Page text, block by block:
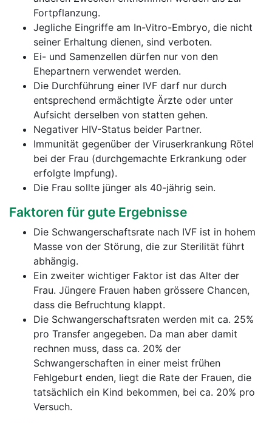
Fortpflanzung.
Jegliche Eingriffe am In-Vitro-Embryo, die nicht
seiner Erhaltung dienen, sind verboten.
Ei- und Samenzellen dürfen nur von den
Ehepartnern verwendet werden.
Die Durchführung einer IVF darf nur durch
entsprechend ermächtigte Ärzte oder unter
Aufsicht derselben von statten gehen.
Negativer HIV-Status beider Partner.
Immunität gegenüber der Viruserkrankung Rötel
bei der Frau (durchgemachte Erkrankung oder
erfolgte Impfung).
Die Frau sollte jünger als 40-jährig sein.
Faktoren für gute Ergebnisse
Die Schwangerschaftsrate nach IVF ist in hohem
Masse von der Störung, die zur Sterilität führt
abhängig.
Ein zweiter wichtiger Faktor ist das Alter der
Frau. Jüngere Frauen haben grössere Chancen,
dass die Befruchtung klappt.
Die Schwangerschaftsraten werden mit ca. 25%
pro Transfer angegeben. Da man aber damit
rechnen muss, dass ca. 20% der
Schwangerschaften in einer meist frühen
Fehlgeburt enden, liegt die Rate der Frauen, die
tatsächlich ein Kind bekommen, bei ca. 20% pro
Versuch.